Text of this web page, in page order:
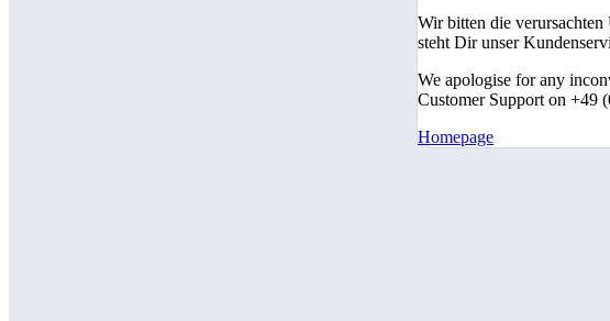
Wir bitten die
steht Dir unser
We apologise for any
Customer Support on +49
Homepage